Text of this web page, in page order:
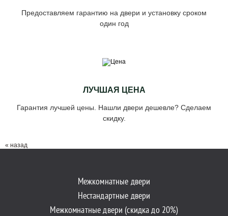
Предоставляем гарантию на двери и установку сроком
один год
ЛУЧШАЯ ЦЕНА
Гарантия лучшей цены. Нашли двери дешевле? Сделаем
скидку.
« назад
Межкомнатные двери
Нестандартные двери
Межкомнатные двери (скидка до 20%)